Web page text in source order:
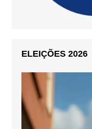
ELEIÇÕES 2026